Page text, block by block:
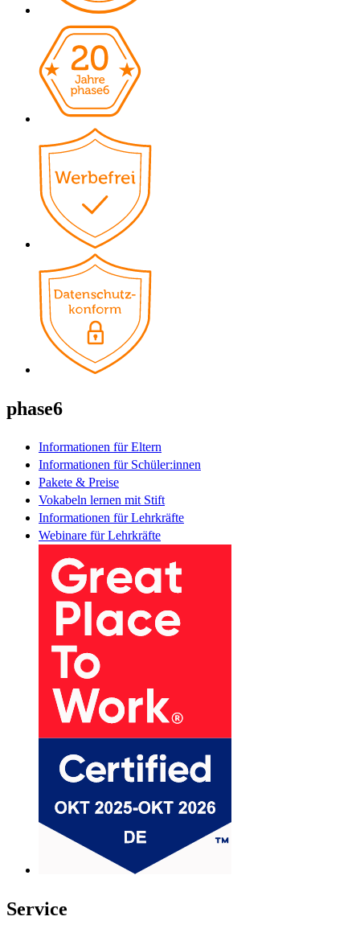
phase6
Informationen für Eltern
Informationen für Schüler:innen
Pakete & Preise
Vokabeln lernen mit Stift
Informationen für Lehrkräfte
Webinare für Lehrkräfte
Service